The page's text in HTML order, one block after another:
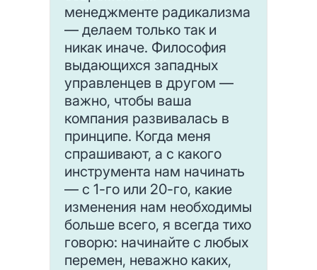
менеджменте радикализма
— делаем только так и
никак иначе. Философия
выдающихся западных
управленцев в другом —
важно, чтобы ваша
компания развивалась в
принципе. Когда меня
спрашивают, а с какого
инструмента нам начинать
— с 1-го или 20-го, какие
изменения нам необходимы
больше всего, я всегда тихо
говорю: начинайте с любых
перемен, неважно каких,